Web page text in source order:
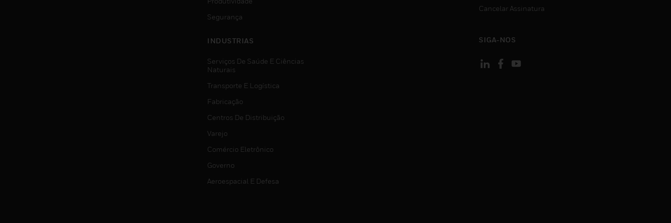
Segurança
INDUSTRIAS
Serviços De Saúde E Ciências
Naturais
Transporte E Logística
Fabricação
Centros De Distribuição
Varejo
Comércio Eletrônico
Governo
Aeroespacial E Defesa
Cancelar Assinatura
SIGA-NOS